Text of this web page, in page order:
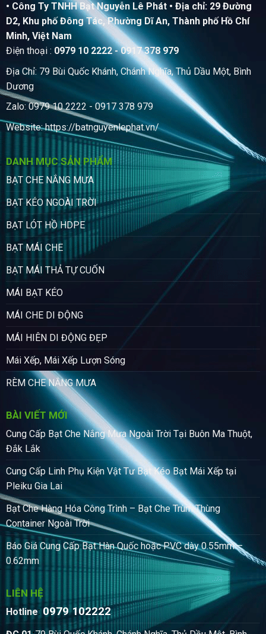
• Công Ty TNHH Bạt Nguyễn Lê Phát • Địa chỉ: 29 Đường
D2, Khu phố Đông Tác, Phường Dĩ An, Thành phố Hồ Chí
Minh, Việt Nam
Điện thoại : 0979 10 2222 - 0917 378 979
Địa Chỉ: 79 Bùi Quốc Khánh, Chánh Nghĩa, Thủ Dầu Một, Bình
Dương
Zalo: 0979 10 2222 - 0917 378 979
Website:https://batnguyenlephat.vn/
DANH MỤC SẢN PHẨM
BẠT CHE NẮNG MƯA
BẠT KÉO NGOÀI TRỜI
BẠT LÓT HỒ HDPE
BẠT MÁI CHE
BẠT MÁI THẢ TỰ CUỐN
MÁI BẠT KÉO
MÁI CHE DI ĐỘNG
MÁI HIÊN DI ĐỘNG ĐẸP
Mái Xếp, Mái Xếp Lượn Sóng
RÈM CHE NẮNG MƯA
BÀI VIẾT MỚI
Cung Cấp Bạt Che Nắng Mưa Ngoài Trời Tại Buôn Ma Thuột,
Đắk Lắk
Cung Cấp Linh Phụ Kiện Vật Tư Bạt Kéo Bạt Mái Xếp tại
Pleiku Gia Lai
Bạt Che Hàng Hóa Công Trình – Bạt Che Trùm Thùng
Container Ngoài Trời
Báo Giá Cung Cấp Bạt Hàn Quốc hoặc PVC dày 0.55mm –
0.62mm
LIÊN HỆ
Hotline: 0979 102222